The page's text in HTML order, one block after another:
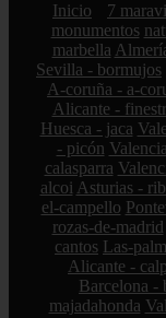
Inicio 7
monumentos
marbella
Sevilla - bormujos
A-coruña - a-
Alicante -
Huesca - jaca
- picón
calasparra
alcoi Asturias -
el-campello
rozas-de-madrid
cantos Las-
Alicante - calp
Barcelona -
majadahonda